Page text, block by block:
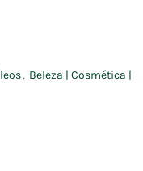
, Beleza | Cosmética |